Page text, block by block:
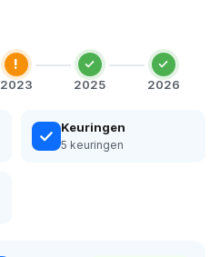
!
2023 2025 2026
Keuringen
5 keuringen